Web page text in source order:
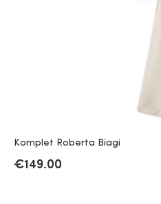
Komplet Roberta Biagi
€149.00